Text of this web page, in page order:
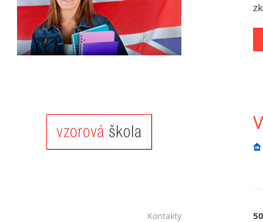
Chrudim
Děčín
Hodonín
Sedlčany
Tišnov
Vysoká nad Labem
Kontakty